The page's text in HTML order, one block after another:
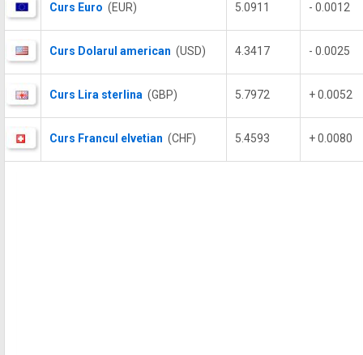
Curs Euro (EUR) 5.0911 - 0.0012
Curs Dolarul american (USD) 4.3417 - 0.0025
Curs Lira sterlina (GBP) 5.7972 + 0.0052
Curs Francul elvetian (CHF) 5.4593 + 0.0080